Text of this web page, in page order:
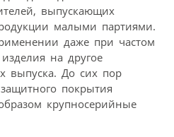
выпускающих
малыми партиями.
даже при частом
на другое
выпуска. До сих пор
покрытия
крупносерийные